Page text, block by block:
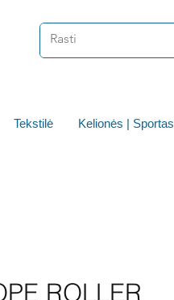
Tekstilė Kelionės | Sportas
ROLLER